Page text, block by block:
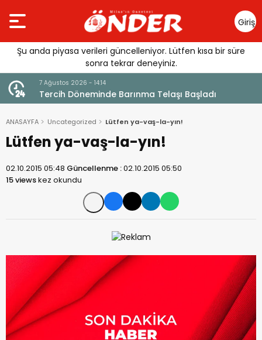
Giriş
Yap
Şu anda piyasa verileri güncelleniyor. Lütfen kısa bir süre
sonra tekrar deneyiniz.
7 Ağustos 2026 - 14:14
Tercih Döneminde Barınma Telaşı Başladı
ANASAYFA Uncategorized Lütfen ya-vaş-la-yın!
Lütfen ya-vaş-la-yın!
02.10.2015 05:48 Güncellenme :02.10.2015 05:50
15 viewskez okundu